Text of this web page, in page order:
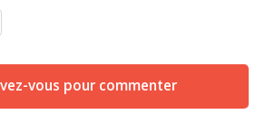
vous pour commenter